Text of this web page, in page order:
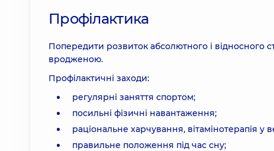
Профілактика
Попередити розвиток абсолютного і відносного
вродженою.
Профілактичні заходи:
регулярні заняття спортом;
посильні фізичні навантаження;
раціональне харчування, вітамінотерапія у
правильне положення під час сну;